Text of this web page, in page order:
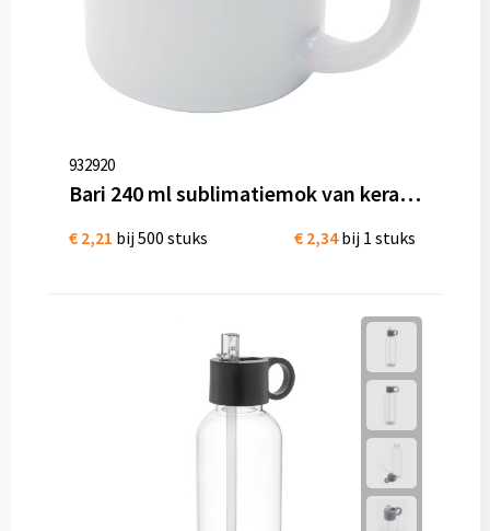
932920
Bari 240 ml sublimatiemok van keramiek
€ 2,21 bij 500 stuks € 2,34 bij 1 stuks